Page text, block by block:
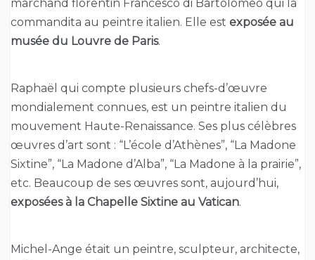
marchand florentin Francesco di Bartolomeo qui la
commandita au peintre italien. Elle est exposée au
musée du Louvre de Paris.
Raphaël qui compte plusieurs chefs-d’œuvre
mondialement connues, est un peintre italien du
mouvement Haute-Renaissance. Ses plus célèbres
œuvres d’art sont : “L’école d’Athènes”, “La Madone
Sixtine”, “La Madone d’Alba”, “La Madone à la prairie”,
etc. Beaucoup de ses œuvres sont, aujourd’hui,
exposées à la Chapelle Sixtine au Vatican.
Michel-Ange était un peintre, sculpteur, architecte,